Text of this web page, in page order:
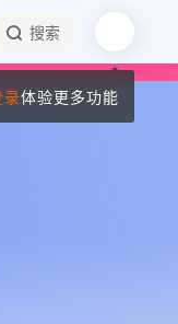
搜索
录体验更多功能